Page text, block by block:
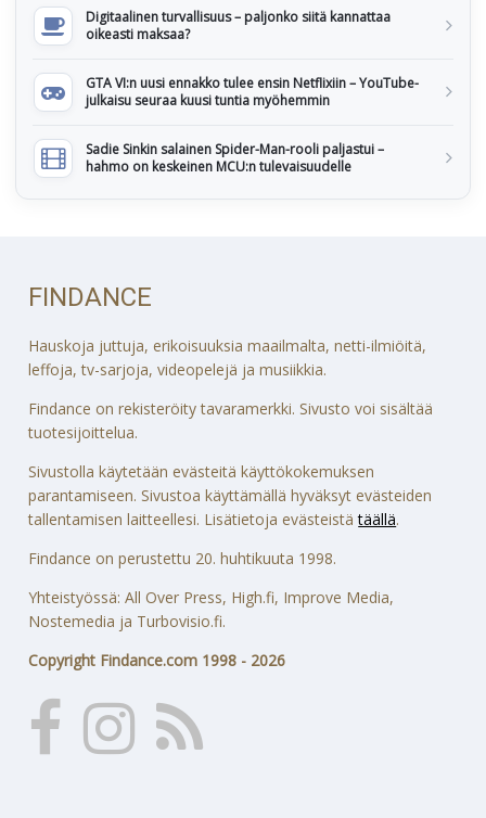
Digitaalinen turvallisuus – paljonko siitä kannattaa
oikeasti maksaa?
GTA VI:n uusi ennakko tulee ensin Netflixiin – YouTube-
julkaisu seuraa kuusi tuntia myöhemmin
Sadie Sinkin salainen Spider-Man-rooli paljastui –
hahmo on keskeinen MCU:n tulevaisuudelle
FINDANCE
Hauskoja juttuja, erikoisuuksia maailmalta, netti-ilmiöitä,
leffoja, tv-sarjoja, videopelejä ja musiikkia.
Findance on rekisteröity tavaramerkki. Sivusto voi sisältää
tuotesijoittelua.
Sivustolla käytetään evästeitä käyttökokemuksen
parantamiseen. Sivustoa käyttämällä hyväksyt evästeiden
tallentamisen laitteellesi. Lisätietoja evästeistätäällä.
Findance on perustettu 20. huhtikuuta 1998.
Yhteistyössä: All Over Press, High.fi, Improve Media,
Nostemedia ja Turbovisio.fi.
Copyright Findance.com 1998 - 2026